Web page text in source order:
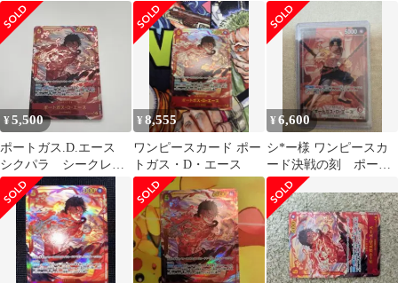
レル
ラレル OP16-118 決戦
の刻
トパラレル 決戦の刻
¥5,500
ポートガス.D.エース
シクパラ シークレッ
トパラレル
¥8,555
ワンピースカード ポー
トガス・D・エース
¥6,600
シ*ー様 ワンピースカ
ード決戦の刻 ポート
ガス・D・エース